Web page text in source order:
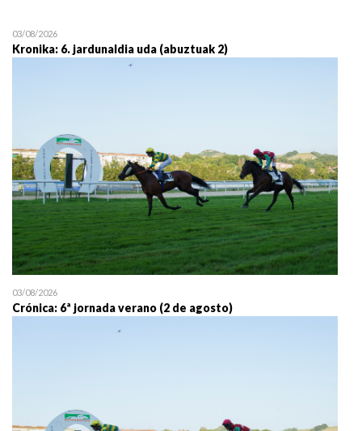
19/07 11:30
03/08/2026
Kronika: 6. jardunaldia uda (abuztuak 2)
03/08/2026
Crónica: 6ª jornada verano (2 de agosto)